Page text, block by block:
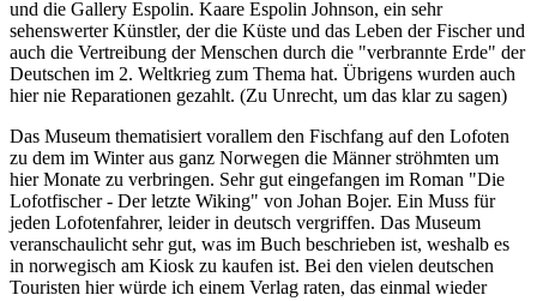
und die Gallery Espolin. Kaare Espolin Johnson, ein sehr
sehenswerter Künstler, der die Küste und das Leben der Fischer und
auch die Vertreibung der Menschen durch die "verbrannte Erde" der
Deutschen im 2. Weltkrieg zum Thema hat. Übrigens wurden auch
hier nie Reparationen gezahlt. (Zu Unrecht, um das klar zu sagen)
Das Museum thematisiert vorallem den Fischfang auf den Lofoten
zu dem im Winter aus ganz Norwegen die Männer ströhmten um
hier Monate zu verbringen. Sehr gut eingefangen im Roman "Die
Lofotfischer - Der letzte Wiking" von Johan Bojer. Ein Muss für
jeden Lofotenfahrer, leider in deutsch vergriffen. Das Museum
veranschaulicht sehr gut, was im Buch beschrieben ist, weshalb es
in norwegisch am Kiosk zu kaufen ist. Bei den vielen deutschen
Touristen hier würde ich einem Verlag raten, das einmal wieder